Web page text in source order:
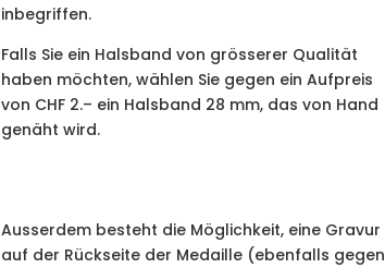
inbegriffen.
Falls Sie ein Halsband von grösserer Qualität
haben möchten, wählen Sie gegen ein Aufpreis
von CHF 2.– ein Halsband 28 mm, das von Hand
genäht wird.
Ausserdem besteht die Möglichkeit, eine Gravur
auf der Rückseite der Medaille (ebenfalls gegen